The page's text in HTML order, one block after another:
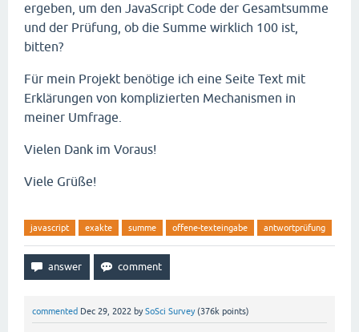
ergeben, um den JavaScript Code der Gesamtsumme
und der Prüfung, ob die Summe wirklich 100 ist,
bitten?
Für mein Projekt benötige ich eine Seite Text mit
Erklärungen von komplizierten Mechanismen in
meiner Umfrage.
Vielen Dank im Voraus!
Viele Grüße!
javascript exakte summe offene-texteingabe antwortprüfung
commented Dec 29, 2022 bySoSci Survey (376k points)